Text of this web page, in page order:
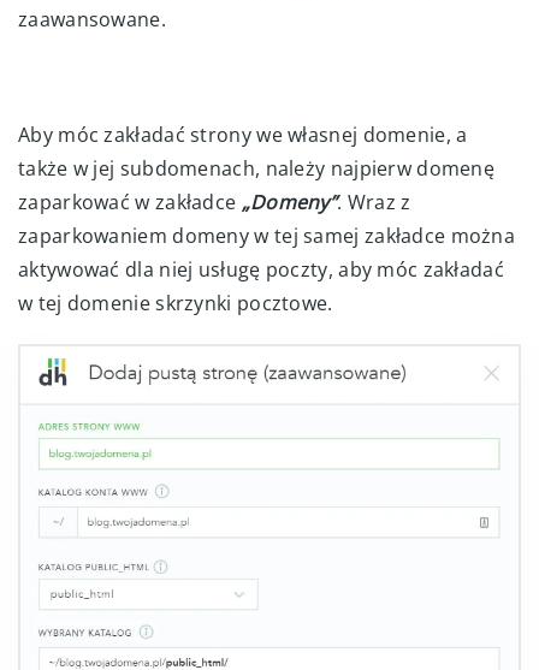
zaawansowane.
Aby móc zakładać strony we własnej domenie, a
także w jej subdomenach, należy najpierw domenę
zaparkować w zakładce „Domeny”. Wraz z
zaparkowaniem domeny w tej samej zakładce można
aktywować dla niej usługę poczty, aby móc zakładać
w tej domenie skrzynki pocztowe.